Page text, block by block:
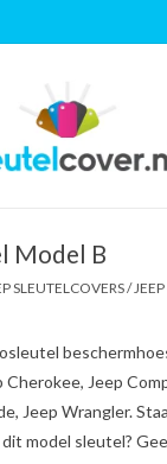
Model B
SLEUTELCOVERS/
Jeep
Jeep Wrangler.
model sleutel?